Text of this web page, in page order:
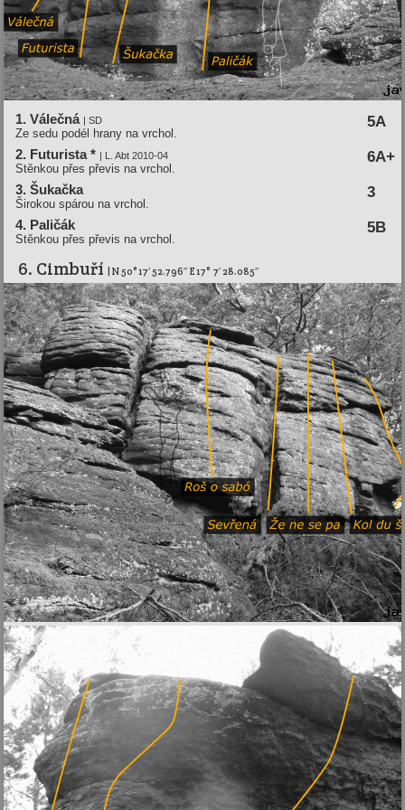
1. Válečná | SD 5A
Ze sedu podél hrany na vrchol.
2. Futurista * | L. Abt 2010-04 6A+
Stěnkou přes převis na vrchol.
3. Šukačka 3
Širokou spárou na vrchol.
4. Paličák 5B
Stěnkou přes převis na vrchol.
6. Cimbuří­ | N 50° 17′ 52.796″ E 17° 7′ 28.085″